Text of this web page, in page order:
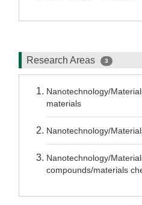
Research Areas 3
Nanotechnology/
materials
Nanotechnology/
Nanotechnology/
compounds/materials